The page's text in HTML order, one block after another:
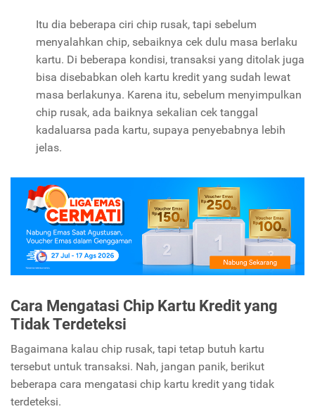
Itu dia beberapa ciri chip rusak, tapi sebelum
menyalahkan chip, sebaiknya cek dulu masa berlaku
kartu. Di beberapa kondisi, transaksi yang ditolak juga
bisa disebabkan oleh kartu kredit yang sudah lewat
masa berlakunya. Karena itu, sebelum menyimpulkan
chip rusak, ada baiknya sekalian cek tanggal
kadaluarsa pada kartu, supaya penyebabnya lebih
jelas.
Cara Mengatasi Chip Kartu Kredit yang
Tidak Terdeteksi
Bagaimana kalau chip rusak, tapi tetap butuh kartu
tersebut untuk transaksi. Nah, jangan panik, berikut
beberapa cara mengatasi chip kartu kredit yang tidak
terdeteksi.